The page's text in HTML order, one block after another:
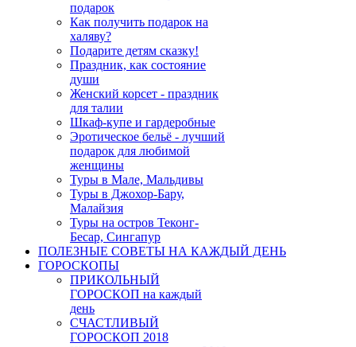
подарок
Как получить подарок на
халяву?
Подарите детям сказку!
Праздник, как состояние
души
Женский корсет - праздник
для талии
Шкаф-купе и гардеробные
Эротическое бельё - лучший
подарок для любимой
женщины
Туры в Мале, Мальдивы
Туры в Джохор-Бару,
Малайзия
Туры на остров Теконг-
Бесар, Сингапур
ПОЛЕЗНЫЕ СОВЕТЫ НА КАЖДЫЙ ДЕНЬ
ГОРОСКОПЫ
ПРИКОЛЬНЫЙ
ГОРОСКОП на каждый
день
СЧАСТЛИВЫЙ
ГОРОСКОП 2018